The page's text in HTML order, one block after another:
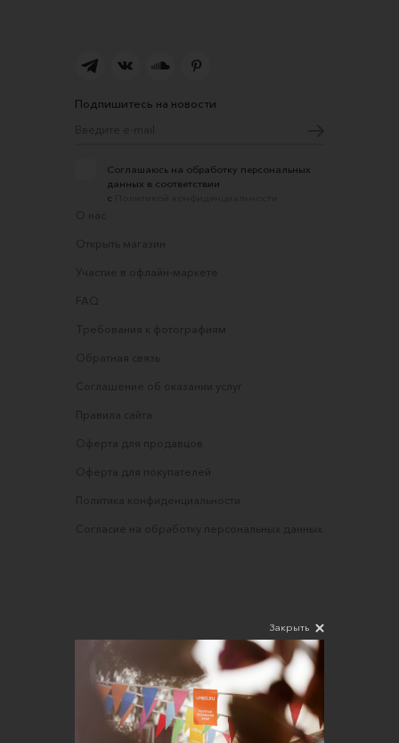
Подпишитесь на новости
Соглашаюсь на обработку персональных
данных в соответствии
с
О нас
Открыть магазин
Участие в офлайн-маркете
FAQ
Требования к фотографиям
Обратная связь
Соглашение об оказании услуг
Правила сайта
Оферта для продавцов
Оферта для покупателей
Политика конфиденциальности
Согласие на обработку персональных данных
Закрыть